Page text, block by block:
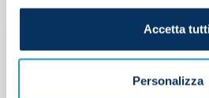
Accetta tutti
Personalizza